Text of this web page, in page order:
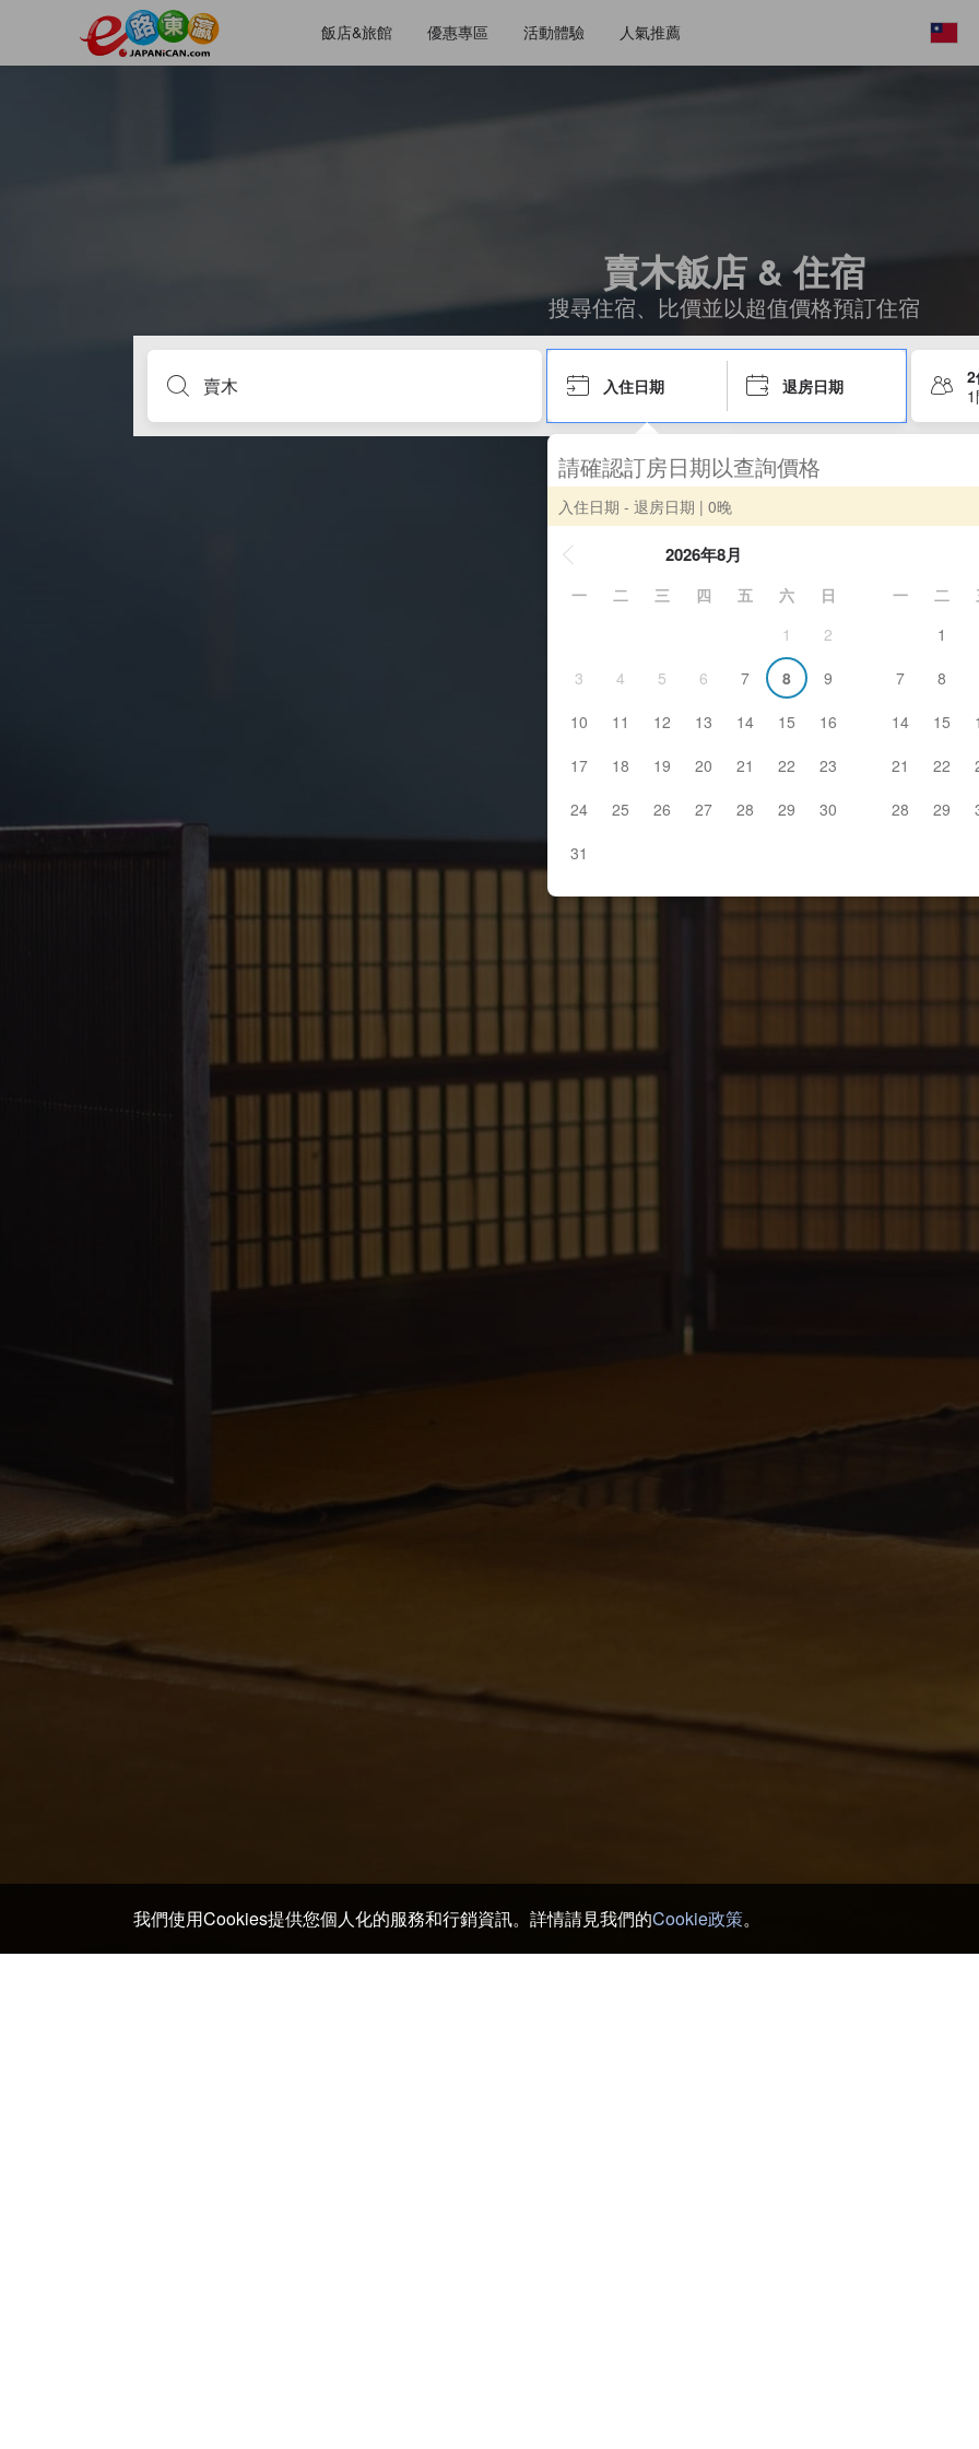
飯店&旅館 優惠專區 活動體驗 人氣推薦
賣木飯店 & 住宿
搜尋住宿、比價並以超值價格預訂住宿
入住日期 退房日期
請確認訂房日期以查詢價格
入住日期 - 退房日期 | 0晚
2026年8月
一 二 三 四 五 六
日
1
2
3
4 5 6 7 8
9
10
11 12 13 14 15
16
17
18 19 20 21 22
23
24
25 26 27 28 29
30
31
一 二
1
7
8
14
15
21
22
28
29
我們使用Cookies提供您個人化的服務和行銷資訊。詳情請見我們的Cookie政策。